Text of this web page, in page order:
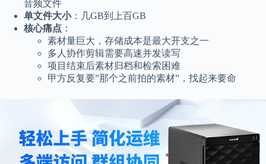
音频文件
单文件大小：几GB到上百GB
核心痛点 ：
素材量巨大，存储成本是最大开支之一
多人协作剪辑需要高速并发读写
项目结束后素材归档和检索困难
甲方反复要”那个之前拍的素材”，找起来要命